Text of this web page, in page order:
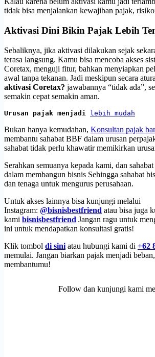
tidak bisa menjalankan kewajiban pajak,
Aktivasi Dini Bikin Pajak Lebih
Sebaliknya, jika aktivasi dilakukan sejak
terasa langsung. Kamu bisa mencoba akses
Coretax, menguji fitur, bahkan menyiapkan
awal tanpa tekanan. Jadi meskipun secara
aktivasi Coretax? jawabannya “tidak ada”,
semakin cepat semakin aman.
Urusan pajak menjadi lebih mudah
Bukan hanya kemudahan, Konsultan pajak
membantu sahabat BBF dalam urusan
sahabat tidak perlu khawatir memikirkan
Serahkan semuanya kepada kami, dan
dalam membangun bisnis Sehingga sahabat
dan tenaga untuk mengurus perusahaan.
Untuk akses lainnya bisa kunjungi melalui
Instagram: @bisnisbestfriend atau bisa juga
kami bisnisbestfriend Jangan ragu untuk
ini untuk mendapatkan konsultasi gratis!
Klik tombol di sini atau hubungi kami di +62
memulai. Jangan biarkan pajak menjadi
membantumu!
Follow dan kunjungi kami